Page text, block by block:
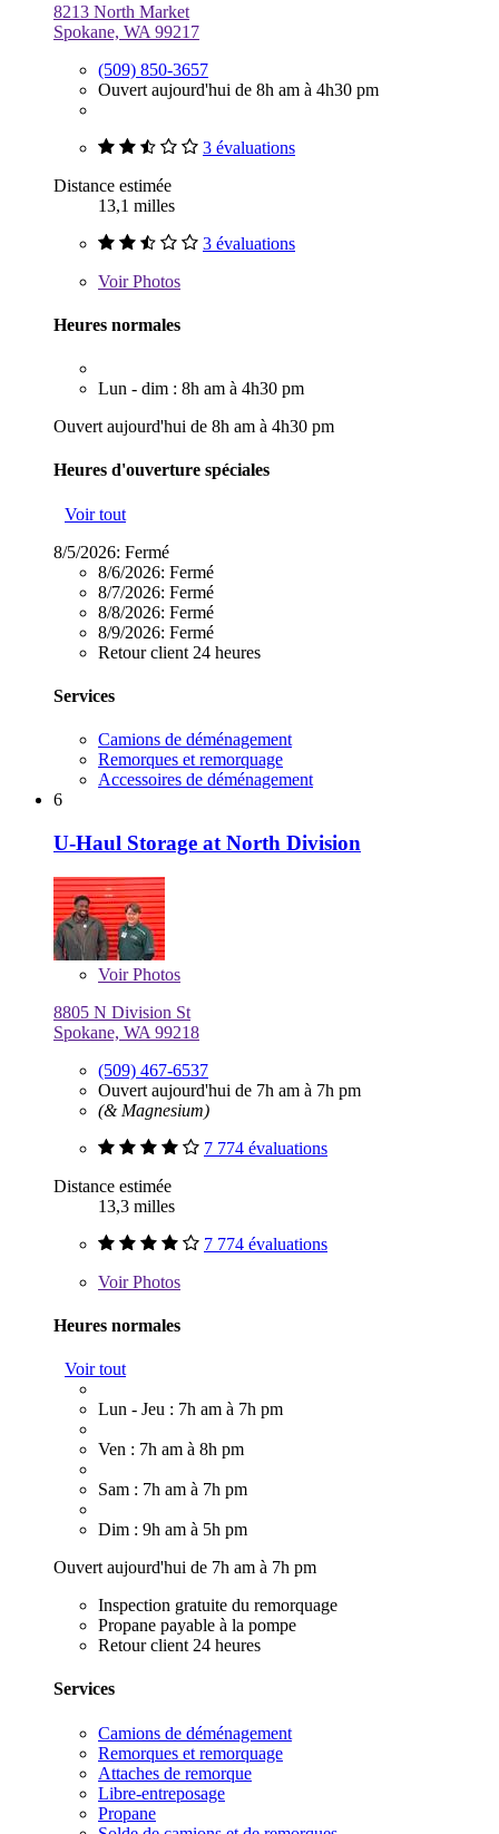
8213 North Market
Spokane, WA 99217
(509) 850-3657
Ouvert aujourd'hui de 8h am à 4h30 pm
3 évaluations
Distance estimée
13,1 milles
3 évaluations
VoirPhotos
Heures normales
Lun - dim : 8h am à 4h30 pm
Ouvert aujourd'hui de 8h am à 4h30 pm
Heures d'ouverture spéciales
Voir tout
8/5/2026: Fermé
8/6/2026: Fermé
8/7/2026: Fermé
8/8/2026: Fermé
8/9/2026: Fermé
Retour client 24 heures
Services
Camions de déménagement
Remorques et remorquage
Accessoires de déménagement
6
U-Haul Storage at North Division
VoirPhotos
8805 N Division St
Spokane, WA 99218
(509) 467-6537
Ouvert aujourd'hui de 7h am à 7h pm
(& Magnesium)
7 774 évaluations
Distance estimée
13,3 milles
7 774 évaluations
VoirPhotos
Heures normales
Voir tout
Lun - Jeu : 7h am à 7h pm
Ven : 7h am à 8h pm
Sam : 7h am à 7h pm
Dim : 9h am à 5h pm
Ouvert aujourd'hui de 7h am à 7h pm
Inspection gratuite du remorquage
Propane payable à la pompe
Retour client 24 heures
Services
Camions de déménagement
Remorques et remorquage
Attaches de remorque
Libre-entreposage
Propane